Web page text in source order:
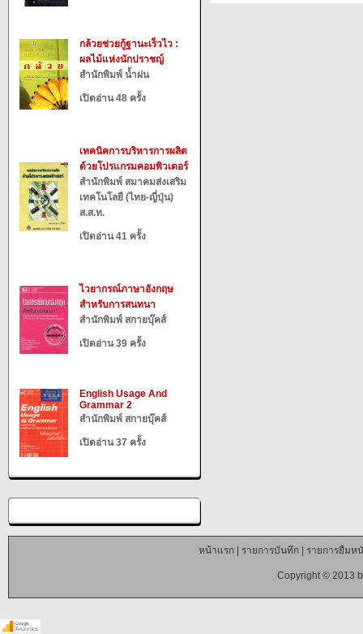
กล้วยช่วยกู้ฐานะเร็วไว :
ผลไม้แห่งนักปราชญ์
สำนักพิมพ์ น้ำฝน
เปิดอ่าน 48 ครั้ง
เทคนิคการบริหารการผลิต
ด้วยโปรแกรมคอมพิวเตอร์
สำนักพิมพ์ สมาคมส่งเสริม
เทคโนโลยี (ไทย-ญี่ปุ่น)
ส.ส.ท.
เปิดอ่าน 41 ครั้ง
ไวยากรณ์ภาษาอังกฤษ
สำหรับการสนทนา
สำนักพิมพ์ สกายบุ๊คส์
เปิดอ่าน 39 ครั้ง
English Usage And
Grammar 2
สำนักพิมพ์ สกายบุ๊คส์
เปิดอ่าน 37 ครั้ง
หน้าแรก| รายการบันทึก| รายการยืมห
Copyright © 2013